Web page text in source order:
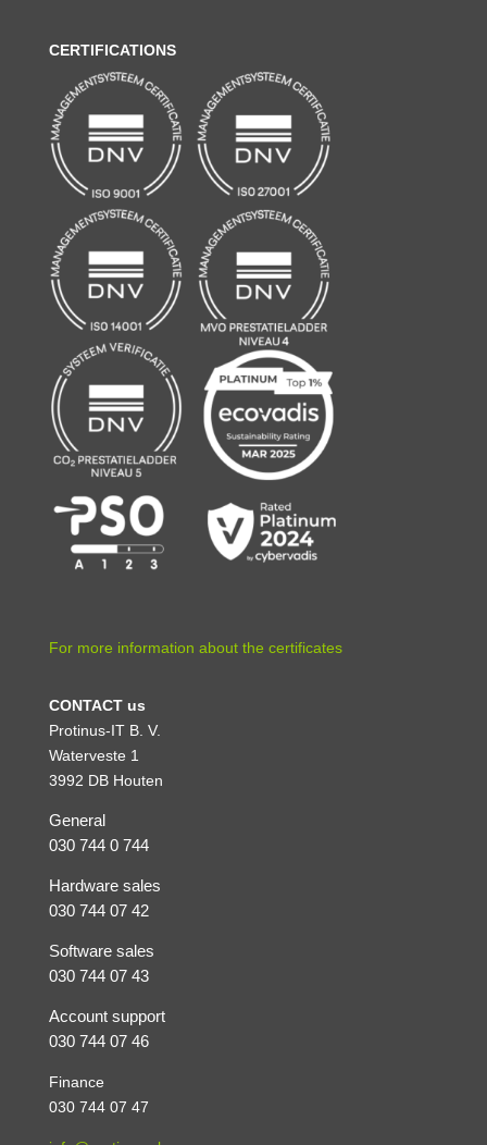
CERTIFICATIONS
For more information about the certificates
CONTACT us
Protinus-IT B. V.
Waterveste 1
3992 DB Houten
General
030 744 0 744
Hardware sales
030 744 07 42
Software sales
030 744 07 43
Account support
030 744 07 46
Finance
030 744 07 47